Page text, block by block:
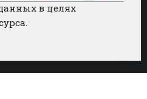
ОБЩЕСТВО
в целях